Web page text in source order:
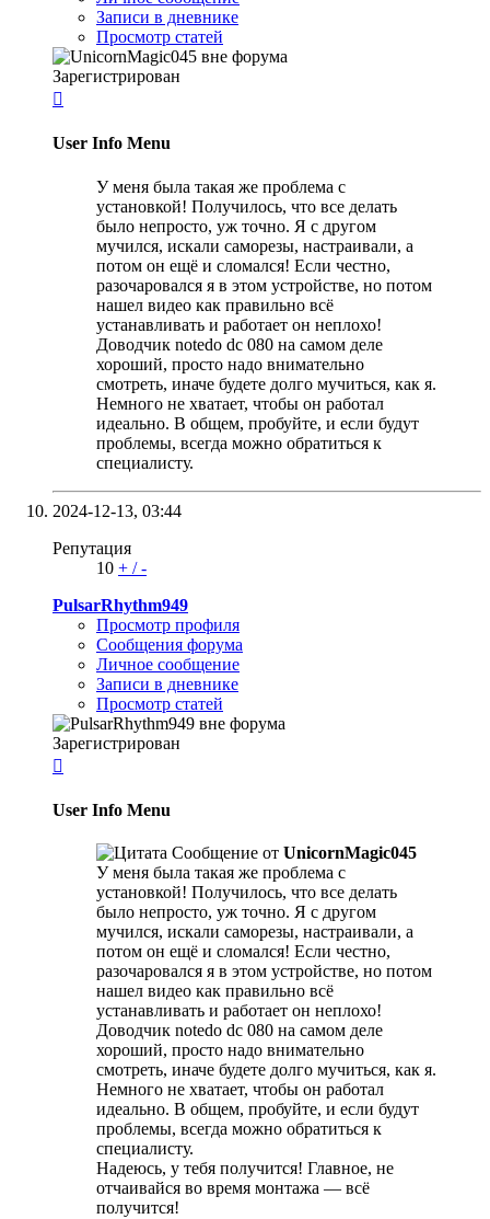
Записи в дневнике
Просмотр статей
Зарегистрирован

User Info Menu
У меня была такая же проблема с
установкой! Получилось, что все делать
было непросто, уж точно. Я с другом
мучился, искали саморезы, настраивали, а
потом он ещё и сломался! Если честно,
разочаровался я в этом устройстве, но потом
нашел видео как правильно всё
устанавливать и работает он неплохо!
Доводчик notedo dc 080 на самом деле
хороший, просто надо внимательно
смотреть, иначе будете долго мучиться, как я.
Немного не хватает, чтобы он работал
идеально. В общем, пробуйте, и если будут
проблемы, всегда можно обратиться к
специалисту.
2024-12-13, 03:44
Репутация
10 + /-
PulsarRhythm949
Просмотр профиля
Сообщения форума
Личное сообщение
Записи в дневнике
Просмотр статей
Зарегистрирован

User Info Menu
Сообщение от UnicornMagic045
У меня была такая же проблема с
установкой! Получилось, что все делать
было непросто, уж точно. Я с другом
мучился, искали саморезы, настраивали, а
потом он ещё и сломался! Если честно,
разочаровался я в этом устройстве, но потом
нашел видео как правильно всё
устанавливать и работает он неплохо!
Доводчик notedo dc 080 на самом деле
хороший, просто надо внимательно
смотреть, иначе будете долго мучиться, как я.
Немного не хватает, чтобы он работал
идеально. В общем, пробуйте, и если будут
проблемы, всегда можно обратиться к
специалисту.
Надеюсь, у тебя получится! Главное, не
отчаивайся во время монтажа — всё
получится!